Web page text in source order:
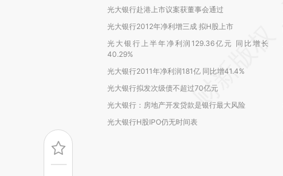
光大银行赴港上市议案获董事会通过
光大银行2012年净利增三成 拟H股上市
光大银行上半年净利润129.36亿元 同比增长
40.29%
光大银行2011年净利润181亿 同比增41.4%
光大银行拟发次级债不超过70亿元
光大银行：房地产开发贷款是银行最大风险
光大银行H股IPO仍无时间表